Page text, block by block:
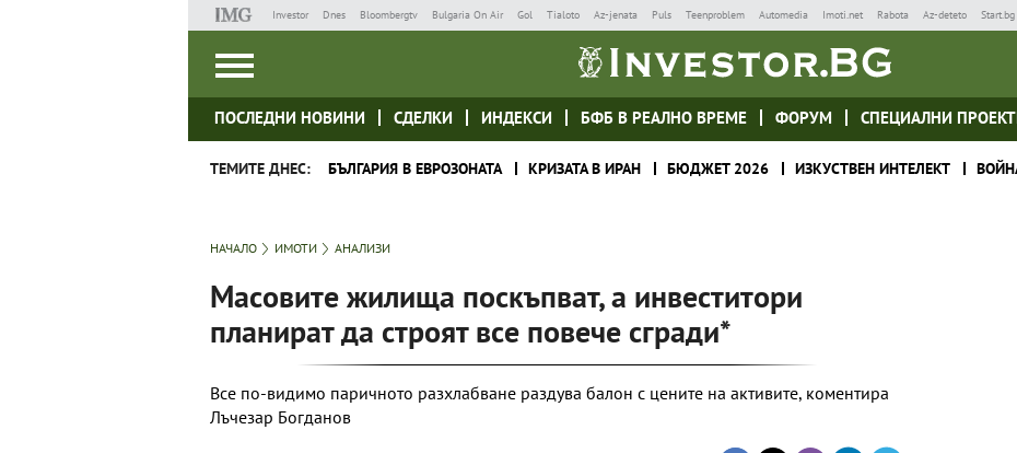
Investor Dnes Bloombergtv Bulgaria On Air Gol Tialoto Az-jenata Puls Teenproblem Automedia Imoti.net Rabota Az-deteto Start.bg
ПОСЛЕДНИ НОВИНИ СДЕЛКИ ИНДЕКСИ БФБ В РЕАЛНО ВРЕМЕ ФОРУМ СПЕЦИАЛНИ
ТЕМИТЕ ДНЕС: БЪЛГАРИЯ В ЕВРОЗОНАТА КРИЗАТА В ИРАН БЮДЖЕТ 2026 ИЗКУСТВЕН ИНТЕЛЕКТ
НАЧАЛО ИМОТИ АНАЛИЗИ
Масовите жилища поскъпват, а инвеститори
планират да строят все повече сгради*
Все по-видимо паричното разхлабване раздува балон с цените на активите, коментира
Лъчезар Богданов